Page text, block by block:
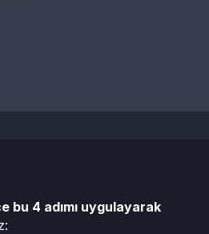
bu 4 adımı uygulayarak